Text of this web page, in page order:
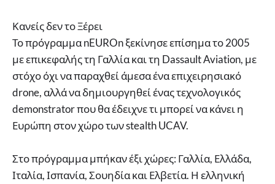
Κανείς δεν το Ξέρει
Το πρόγραμμα nEUROn ξεκίνησε επίσημα το 2005
με επικεφαλής τη Γαλλία και τη Dassault Aviation, με
στόχο όχι να παραχθεί άμεσα ένα επιχειρησιακό
drone, αλλά να δημιουργηθεί ένας τεχνολογικός
demonstrator που θα έδειχνε τι μπορεί να κάνει η
Ευρώπη στον χώρο των stealth UCAV.
Στο πρόγραμμα μπήκαν έξι χώρες: Γαλλία, Ελλάδα,
Ιταλία, Ισπανία, Σουηδία και Ελβετία. Η ελληνική